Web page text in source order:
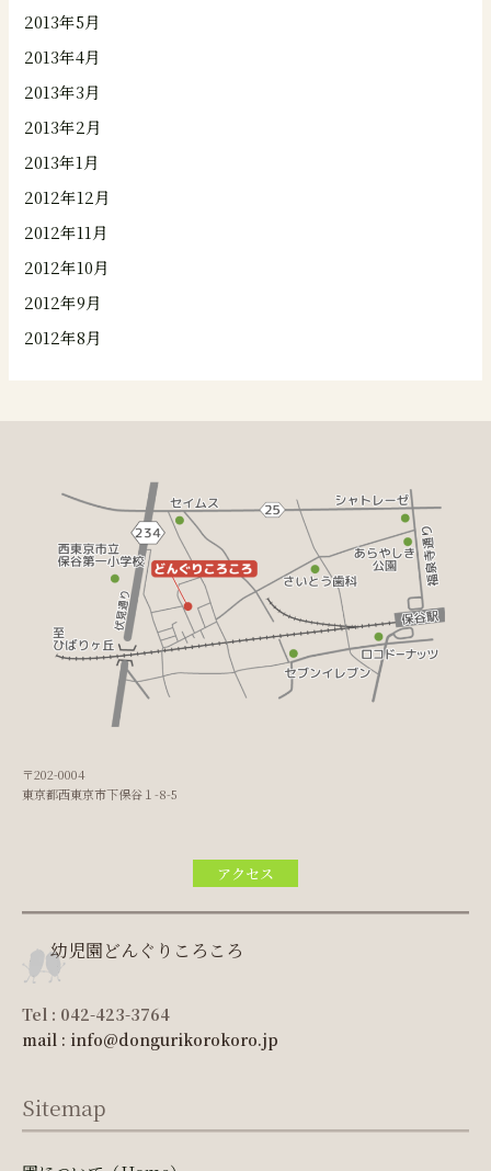
2013年5月
2013年4月
2013年3月
2013年2月
2013年1月
2012年12月
2012年11月
2012年10月
2012年9月
2012年8月
〒202-0004
東京都西東京市下保谷１-8-5
アクセス
幼児園どんぐりころころ
Tel : 042-423-3764
mail : info@dongurikorokoro.jp
Sitemap